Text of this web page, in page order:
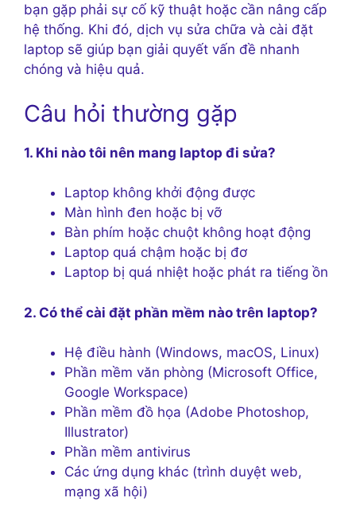
bạn gặp phải sự cố kỹ thuật hoặc cần nâng cấp
hệ thống. Khi đó, dịch vụ sửa chữa và cài đặt
laptop sẽ giúp bạn giải quyết vấn đề nhanh
chóng và hiệu quả.
Câu hỏi thường gặp
1. Khi nào tôi nên mang laptop đi sửa?
Laptop không khởi động được
Màn hình đen hoặc bị vỡ
Bàn phím hoặc chuột không hoạt động
Laptop quá chậm hoặc bị đơ
Laptop bị quá nhiệt hoặc phát ra tiếng ồn
2. Có thể cài đặt phần mềm nào trên laptop?
Hệ điều hành (Windows, macOS, Linux)
Phần mềm văn phòng (Microsoft Office,
Google Workspace)
Phần mềm đồ họa (Adobe Photoshop,
Illustrator)
Phần mềm antivirus
Các ứng dụng khác (trình duyệt web,
mạng xã hội)